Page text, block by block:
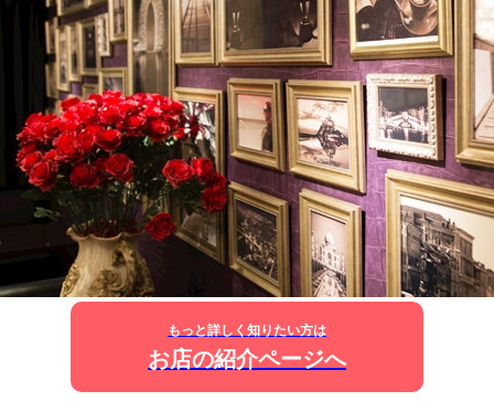
もっと詳しく知りたい方は
お店の紹介ページへ